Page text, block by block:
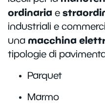
ordinaria e
industriali e
una macchina
tipologie di
Parquet
Marmo